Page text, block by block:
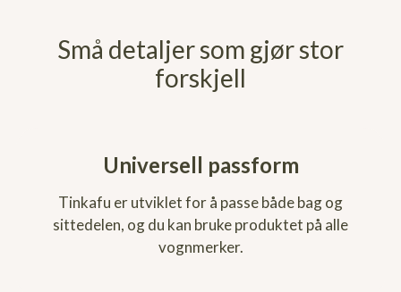
Små detaljer som gjør stor
forskjell
Universell passform
Tinkafu er utviklet for å passe både bag og
sittedelen, og du kan bruke produktet på alle
vognmerker.